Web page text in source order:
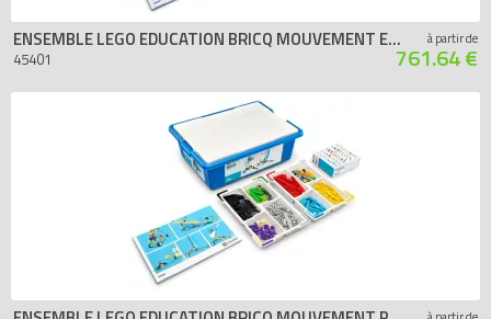
ENSEMBLE LEGO EDUCATION BRICQ MOUVEMENT ESSENTIEL
45401
à partir de
761.64 €